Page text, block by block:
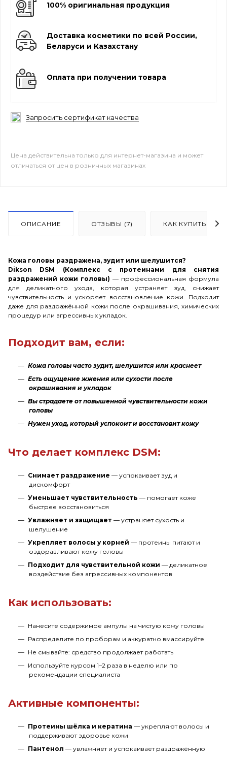
100% оригинальная продукция
Доставка косметики по всей России,
Беларуси и Казахстану
Оплата при получении товара
Запросить сертификат качества
Цена действительна только для интернет-магазина и может
отличаться от цен в розничных магазинах
ОПИСАНИЕ ОТЗЫВЫ (7) КАК КУПИТЬ
Кожа головы раздражена, зудит или шелушится?
Dikson DSM (Комплекс с протеинами для снятия
раздражений кожи головы) — профессиональная формула
для деликатного ухода, которая устраняет зуд, снижает
чувствительность и ускоряет восстановление кожи. Подходит
даже для раздражённой кожи после окрашивания, химических
процедур или агрессивных укладок.
Подходит вам, если:
Кожа головы часто зудит, шелушится или краснеет
Есть ощущение жжения или сухости после
окрашивания и укладок
Вы страдаете от повышенной чувствительности кожи
головы
Нужен уход, который успокоит и восстановит кожу
Что делает комплекс DSM:
Снимает раздражение — успокаивает зуд и
дискомфорт
Уменьшает чувствительность — помогает коже
быстрее восстановиться
Увлажняет и защищает — устраняет сухость и
шелушение
Укрепляет волосы у корней — протеины питают и
оздоравливают кожу головы
Подходит для чувствительной кожи — деликатное
воздействие без агрессивных компонентов
Как использовать:
Нанесите содержимое ампулы на чистую кожу головы
Распределите по проборам и аккуратно вмассируйте
Не смывайте: средство продолжает работать
Используйте курсом 1–2 раза в неделю или по
рекомендации специалиста
Активные компоненты:
Протеины шёлка и кератина — укрепляют волосы и
поддерживают здоровье кожи
Пантенол — увлажняет и успокаивает раздражённую